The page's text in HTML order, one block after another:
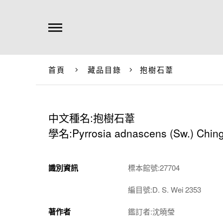
首頁 藏品目錄 抱樹石葦
中文種名:抱樹石葦
學名:Pyrrosia adnascens (Sw.)
識別資訊 標本館號:27704
編目號:D. S. Wei 2353
著作者 鑑訂者:沈曉瑩